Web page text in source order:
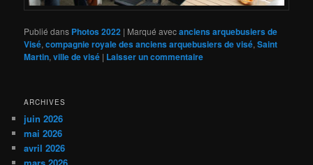
Publié dans Photos 2022 | Marqué avecanciens arquebusiers de
Visé,compagnie royale des anciens arquebusiers de visé,Saint
Martin,ville de visé | Laisser un commentaire
ARCHIVES
juin 2026
mai 2026
avril 2026
mars 2026